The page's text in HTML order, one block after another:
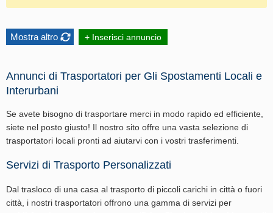
Mostra altro + Inserisci annuncio
Annunci di Trasportatori per Gli Spostamenti Locali e
Interurbani
Se avete bisogno di trasportare merci in modo rapido ed efficiente,
siete nel posto giusto! Il nostro sito offre una vasta selezione di
trasportatori locali pronti ad aiutarvi con i vostri trasferimenti.
Servizi di Trasporto Personalizzati
Dal trasloco di una casa al trasporto di piccoli carichi in città o fuori
città, i nostri trasportatori offrono una gamma di servizi per